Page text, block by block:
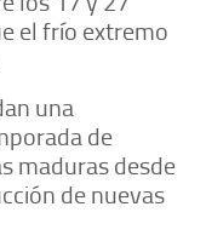
el frío extremo
una
de
maduras desde
de nuevas